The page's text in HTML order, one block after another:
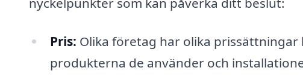
Pris: Olika företag har olika
produkterna de använder och